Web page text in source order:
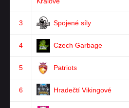
3 Spojené síly
4 Czech Garbage
5 Patriots
6 Hradečtí Vikingové